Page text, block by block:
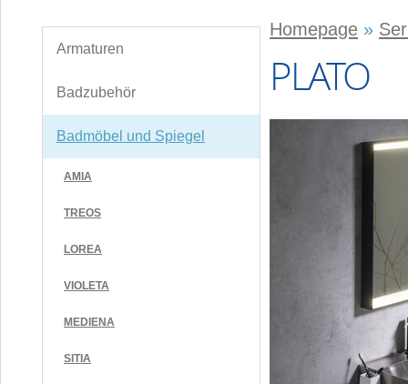
Armaturen
Badzubehör
Badmöbel und Spiegel
AMIA
TREOS
LOREA
VIOLETA
MEDIENA
SITIA
Homepage »
PLATO